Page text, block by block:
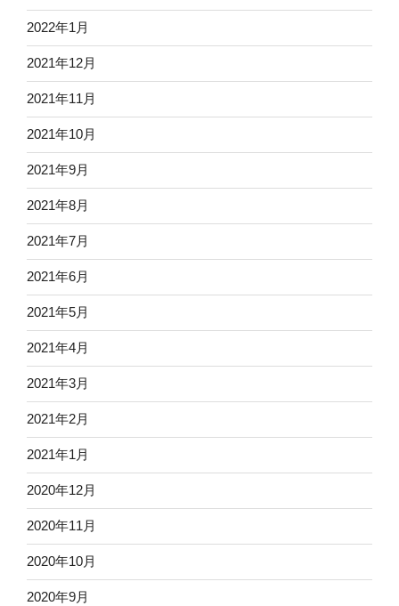
2022年1月
2021年12月
2021年11月
2021年10月
2021年9月
2021年8月
2021年7月
2021年6月
2021年5月
2021年4月
2021年3月
2021年2月
2021年1月
2020年12月
2020年11月
2020年10月
2020年9月